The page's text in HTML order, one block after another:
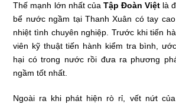
Thế mạnh lớn nhất của Tập Đoàn Việt là
bể nước ngầm tại Thanh Xuân có tay
nhiệt tình chuyên nghiệp. Trước khi tiến
viên kỹ thuật tiến hành kiểm tra bình,
hại có trong nước rồi đưa ra phương
ngầm tốt nhất.
Ngoài ra khi phát hiện rò rỉ, vết nứt